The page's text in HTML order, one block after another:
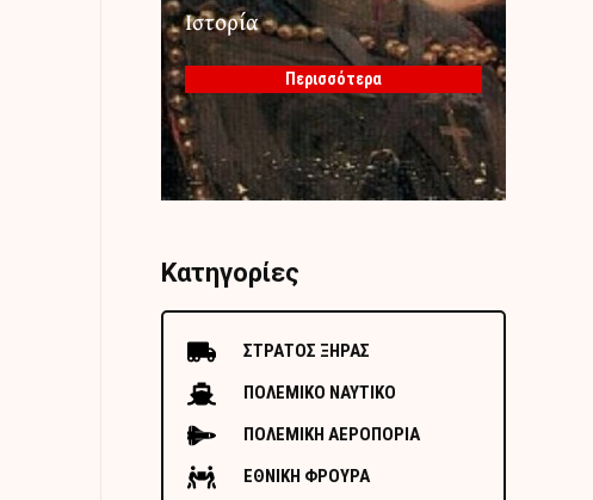
Ιστορία
Περισσότερα
Κατηγορίες
ΣΤΡΑΤΟΣ ΞΗΡΑΣ
ΠΟΛΕΜΙΚΟ ΝΑΥΤΙΚΟ
ΠΟΛΕΜΙΚΗ ΑΕΡΟΠΟΡΙΑ
ΕΘΝΙΚΗ ΦΡΟΥΡΑ